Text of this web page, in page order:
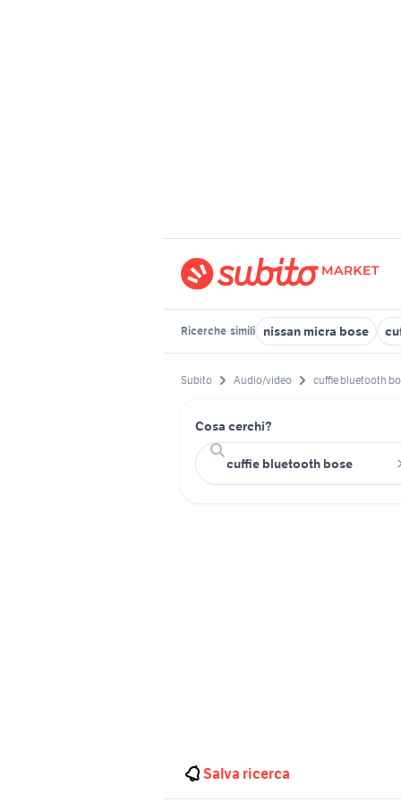
Ricerche simili nissan micra bose
Subito Audio/video cuffie bluetooth
Cosa cerchi?
Salva ricerca